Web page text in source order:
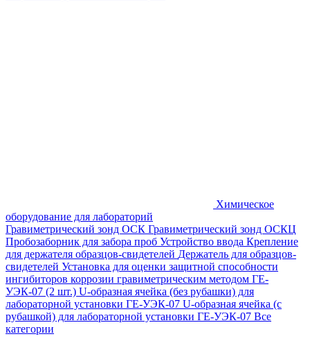
Химическое
оборудование для лабораторий
Гравиметрический зонд ОСК Гравиметрический зонд ОСКЦ
Пробозаборник для забора проб Устройство ввода Крепление
для держателя образцов-свидетелей Держатель для образцов-
свидетелей Установка для оценки защитной способности
ингибиторов коррозии гравиметрическим методом ГЕ-
УЭК-07 (2 шт.) U-образная ячейка (без рубашки) для
лабораторной установки ГЕ-УЭК-07 U-образная ячейка (с
рубашкой) для лабораторной установки ГЕ-УЭК-07 Все
категории